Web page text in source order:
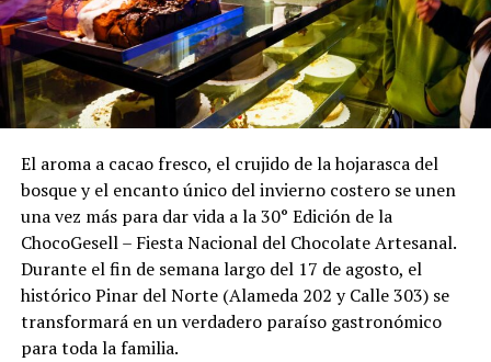
El aroma a cacao fresco, el crujido de la hojarasca del
bosque y el encanto único del invierno costero se unen
una vez más para dar vida a la 30° Edición de la
ChocoGesell – Fiesta Nacional del Chocolate Artesanal.
Durante el fin de semana largo del 17 de agosto, el
histórico Pinar del Norte (Alameda 202 y Calle 303) se
transformará en un verdadero paraíso gastronómico
para toda la familia.